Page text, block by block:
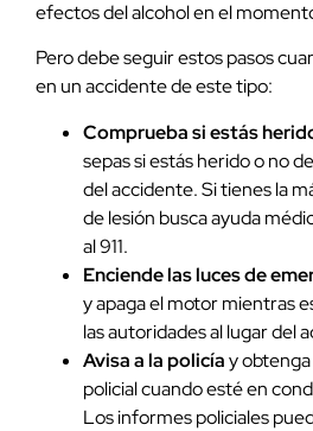
efectos del alcohol en el
Pero debe seguir estos pasos
en un accidente de este tipo:
Comprueba si estás
sepas si estás herido o no
del accidente. Si tienes la
de lesión busca ayuda
al 911.
Enciende las luces de
y apaga el motor mientras
las autoridades al lugar del
Avisa a la policíay
policial cuando esté en
Los informes policiales